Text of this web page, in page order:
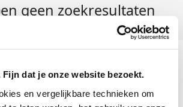
Fijn dat je onze website bezoekt.
en vergelijkbare technieken om
geen zoekresultaten